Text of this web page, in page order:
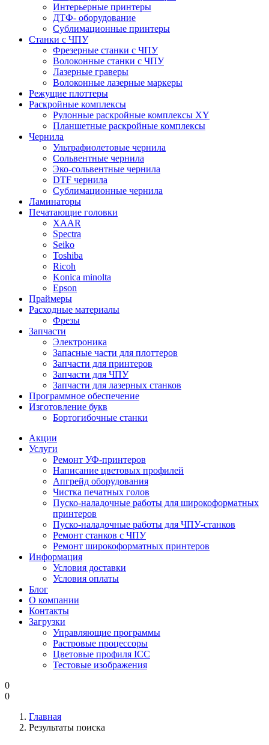
Интерьерные принтеры
ДТФ- оборудование
Сублимационные принтеры
Станки с ЧПУ
Фрезерные станки с ЧПУ
Волоконные станки с ЧПУ
Лазерные граверы
Волоконные лазерные маркеры
Режущие плоттеры
Раскройные комплексы
Рулонные раскройные комплексы XY
Планшетные раскройные комплексы
Чернила
Ультрафиолетовые чернила
Сольвентные чернила
Эко-сольвентные чернила
DTF чернила
Сублимационные чернила
Ламинаторы
Печатающие головки
XAAR
Spectra
Seiko
Toshiba
Ricoh
Konica minolta
Epson
Праймеры
Расходные материалы
Фрезы
Запчасти
Электроника
Запасные части для плоттеров
Запчасти для принтеров
Запчасти для ЧПУ
Запчасти для лазерных станков
Программное обеспечение
Изготовление букв
Бортогибочные станки
Акции
Услуги
Ремонт УФ-принтеров
Написание цветовых профилей
Апгрейд оборудования
Чистка печатных голов
Пуско-наладочные работы для широкоформатных
принтеров
Пуско-наладочные работы для ЧПУ-станков
Ремонт станков с ЧПУ
Ремонт широкоформатных принтеров
Информация
Условия доставки
Условия оплаты
Блог
О компании
Контакты
Загрузки
Управляющие программы
Растровые процессоры
Цветовые профиля ICC
Тестовые изображения
0
0
Главная
Результаты поиска